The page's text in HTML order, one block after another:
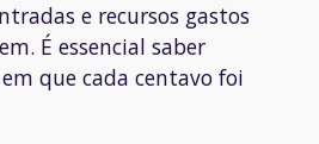
e recursos gastos
É essencial saber
que cada centavo foi